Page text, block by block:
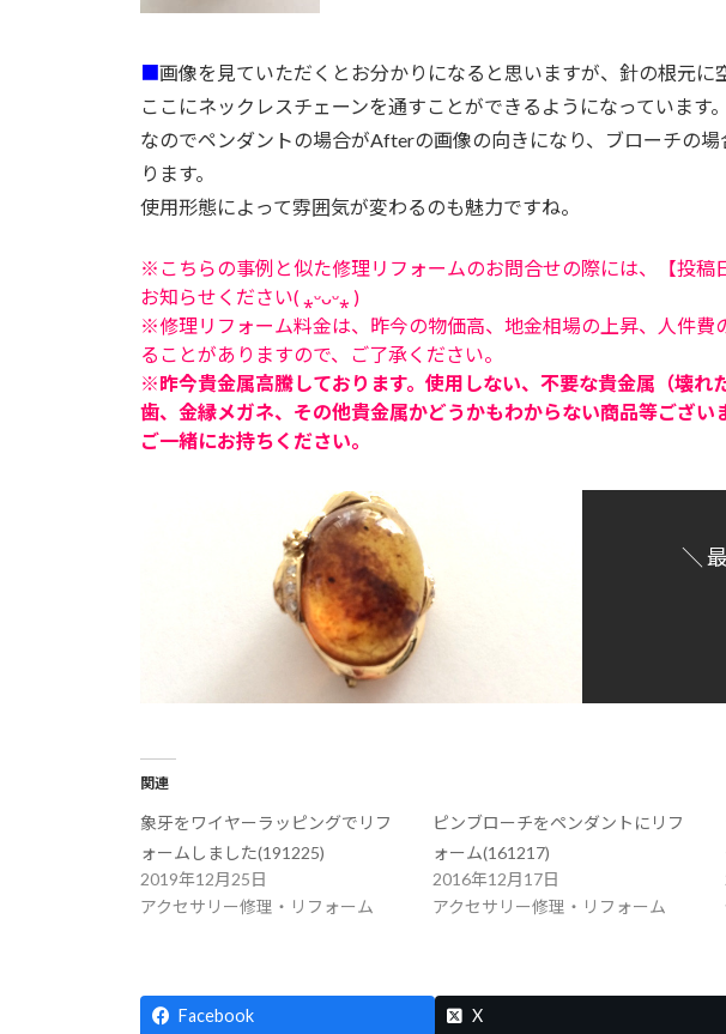
画像を見ていただくとお分かりになると思いますが、針の根元に
ここにネックレスチェーンを通すことができるようになっています。
なのでペンダントの場合がAfterの画像の向きになり、ブローチの
ります。
使用形態によって雰囲気が変わるのも魅力ですね。
※こちらの事例と似た修理リフォームのお問合せの際には、【投稿
お知らせください( ⁎ᵕᴗᵕ⁎ )
※修理リフォーム料金は、昨今の物価高、地金相場の上昇、人件費
ることがありますので、ご了承ください。
※昨今貴金属高騰しております。使用しない、不要な貴金属（壊れ
歯、金縁メガネ、その他貴金属かどうかもわからない商品等ござい
ご一緒にお持ちください。
＼
関連
象牙をワイヤーラッピングでリフ
ォームしました(191225)
2019年12月25日
アクセサリー修理・リフォーム
ピンブローチをペンダントにリフ
ォーム(161217)
2016年12月17日
アクセサリー修理・リフォーム
Facebook X